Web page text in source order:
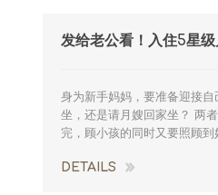
发给老公看！入住5星
身为新手妈妈，要准备迎接
坐，还是请月嫂回家坐？ 两
完，顾小孩的同时又要照顾
DETAILS